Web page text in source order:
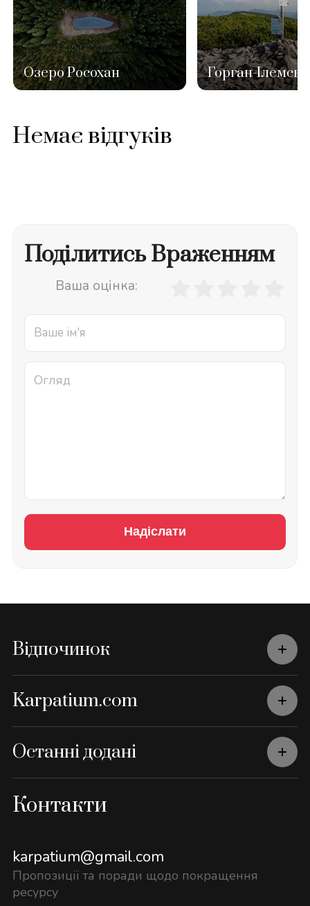
Озеро Росохан Горган-
Немає відгуків
Поділитись Враженням
Ваша оцінка:
Надіслати
Відпочинок
Karpatium.com
Останні додані
Контакти
karpatium@gmail.com
Пропозиції та поради щодо покращення
ресурсу